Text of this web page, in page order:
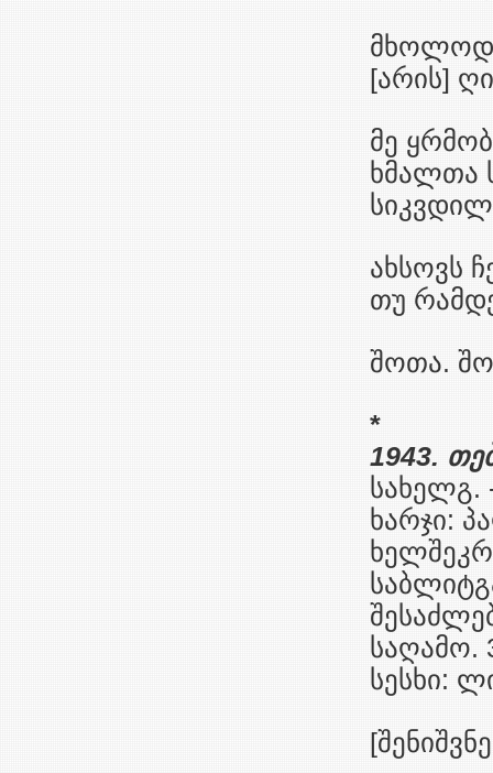
მხოლოდ
[არის]
მე
ხმალთა
ახსოვს
თუ
შოთა.
*
1943.
სახელგ.
ხარჯი:
საღამო.
სესხი: